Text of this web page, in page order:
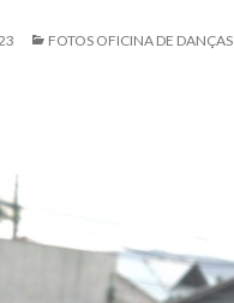
FOTOS OFICINA DE DANÇAS